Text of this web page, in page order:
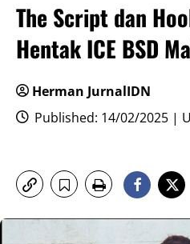
The Script dan
Hentak ICE BSD
Herman JurnalIDN
Published: 14/02/2025 |